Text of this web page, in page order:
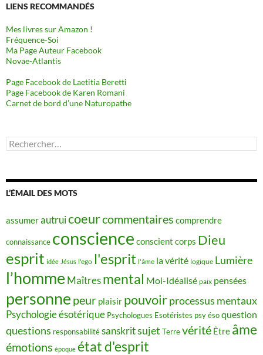
LIENS RECOMMANDÉS
Mes livres sur Amazon !
Fréquence-Soi
Ma Page Auteur Facebook
Novae-Atlantis
Page Facebook de Laetitia Beretti
Page Facebook de Karen Romani
Carnet de bord d’une Naturopathe
Rechercher :
L’ÉMAIL DES MOTS
assumerautruicoeurcommentaires comprendre
connaissance conscience conscient corps Dieu
esprit idée Jésus l'ego l'esprit l'âme la vérité logique Lumière
l’homme Maîtres mental Moi-Idéalisé paix pensées
personne peur plaisir pouvoirprocessus mentaux
Psychologie ésotérique Psychologues Esotéristes psy ésoquestion
questions responsabilitésanskritsujet Terrevérité Être âme
émotions époque état d'esprit